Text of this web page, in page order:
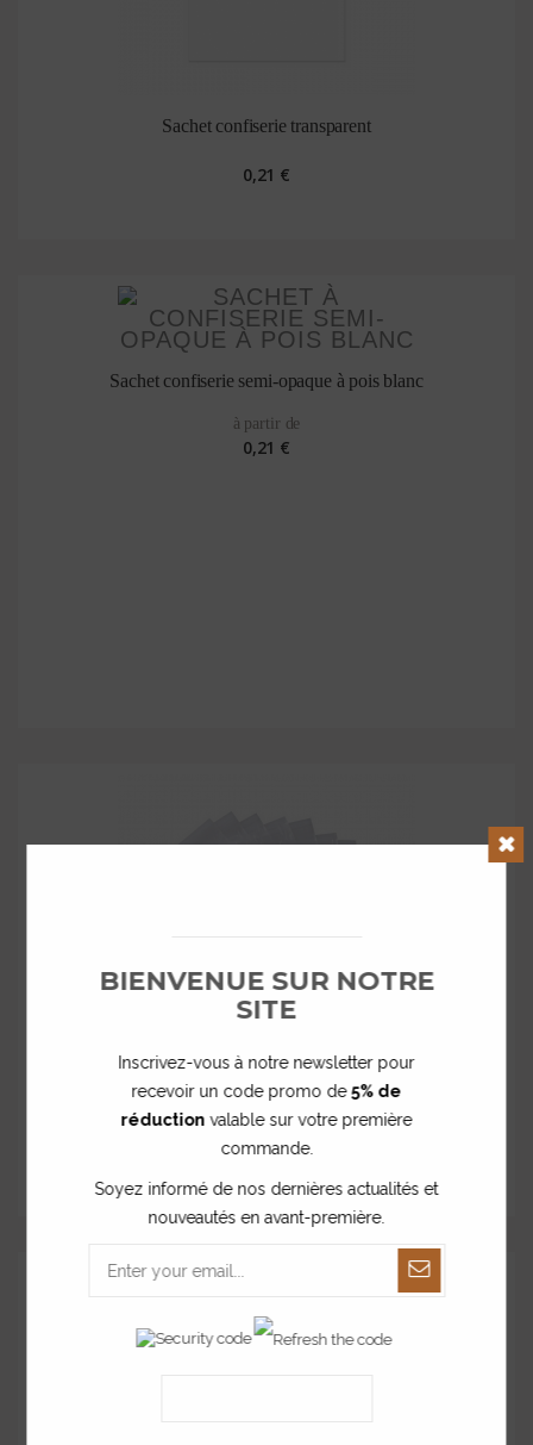
Sachet confiserie transparent
0,21 €
Sachet confiserie semi-opaque à pois blanc
à partir de
0,21 €
Sachet confiserie semi-opaque
0,21 €
BIENVENUE SUR NOTRE
SITE
Inscrivez-vous à notre newsletter pour
recevoir un code promo de5% de
réduction valable sur votre première
commande.
Soyez informé de nos dernières actualités et
nouveautés en avant-première.